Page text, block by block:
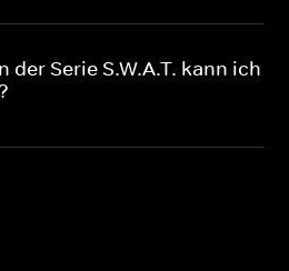
der Serie S.W.A.T. kann ich